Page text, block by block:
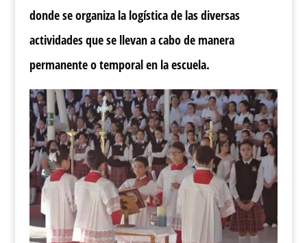
donde se organiza la logística de las diversas
actividades que se llevan a cabo de manera
permanente o temporal en la escuela.